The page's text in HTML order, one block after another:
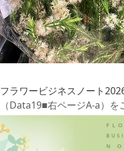
フラワービジネスノート
（Data19■右ページA-a）を